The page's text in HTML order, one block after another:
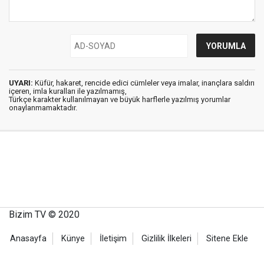
UYARI: Küfür, hakaret, rencide edici cümleler veya imalar, inançlara saldırı
içeren, imla kuralları ile yazılmamış,
Türkçe karakter kullanılmayan ve büyük harflerle yazılmış yorumlar
onaylanmamaktadır.
Bizim TV © 2020
Anasayfa Künye İletişim Gizlilik İlkeleri Sitene Ekle